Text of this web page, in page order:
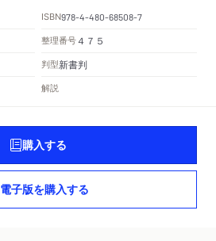
ISBN978-4-480-68508-7
整理番号４７５
判型新書判
解説
購入する
電子版を購入する